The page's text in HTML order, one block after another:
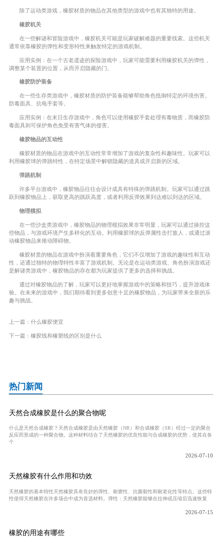
除了运动类游戏，橡胶材质的物品在其他类型的游戏中也有其独特的用途。
橡胶机关
在一些解谜和冒险游戏中，橡胶机关可能是玩家破解难题的重要线索。这些机关
通常依靠橡胶的弹性和变形特性来触发特定的游戏机制。
应用实例：在一个古老遗迹的探险游戏中，玩家可能需要利用橡胶机关的弹性，
调整某个装置的位置，从而开启隐藏的门。
橡胶防护装备
在一些生存类游戏中，橡胶材质的防护装备能够帮助角色抵御特定的环境伤害。
防毒面具、抗电手套等。
应用实例：在末日生存游戏中，角色可以使用橡胶手套处理有毒物质，而橡胶防
毒面具则可保护角色免受有害气体的侵害。
橡胶物品的互动性
橡胶材质的物品在游戏中的互动性常常增加了游戏的复杂性和趣味性。玩家可以
利用橡胶球的弹跳特性，在特定场景中解锁隐藏的道具或开启新的区域。
弹跳机制
许多平台游戏中，橡胶物品往往会设计成具有特殊的弹跳机制。玩家可以通过跳
跃到橡胶物品上，获取更高的跳跃高度，或者利用反弹效果到达难以到达的区域。
物理模拟
在一些沙盒类游戏中，橡胶物品的物理模拟效果非常明显，玩家可以通过操控这
些物品，与游戏环境产生多样化的互动。利用橡胶球的反弹属性击打敌人，或通过滚
动橡胶物品来推动障碍物。
橡胶材质的物品在游戏中扮演着重要角色，它们不仅增加了游戏的趣味性和互动
性，还通过独特的物理特性丰富了游戏机制。无论是在运动类游戏、角色扮演游戏还
是解谜类游戏中，橡胶物品的存在都为玩家提供了更多的选择和挑战。
通过对橡胶物品的了解，玩家可以更好地掌握游戏中的策略和技巧，提升游戏体
验。在未来的游戏中，我们期待看到更多创意十足的橡胶物品，为玩家带来全新的乐
趣与挑战。
上一篇： 什么橡胶便宜
下一篇： 橡胶线和橡塑线的区别是什么
热门新闻
天然合成橡胶是什么的聚合物呢
什么是天然合成橡胶？天然合成橡胶是由天然橡胶（NR）和合成橡胶（SR）经过一定的聚合
反应而形成的一种聚合物。这种材料结合了天然橡胶的优良性能与合成橡胶的优势，使其在各
个
2026-07-10
天然橡胶有什么作用和功效
天然橡胶的基本特性天然橡胶具有良好的弹性、耐磨性、抗撕裂性和耐老化性等特点。这些特
性使得天然橡胶在许多场合中成为首选材料。弹性：天然橡胶能够在拉伸或压缩后迅速恢复
2026-07-15
橡胶的用途有哪些